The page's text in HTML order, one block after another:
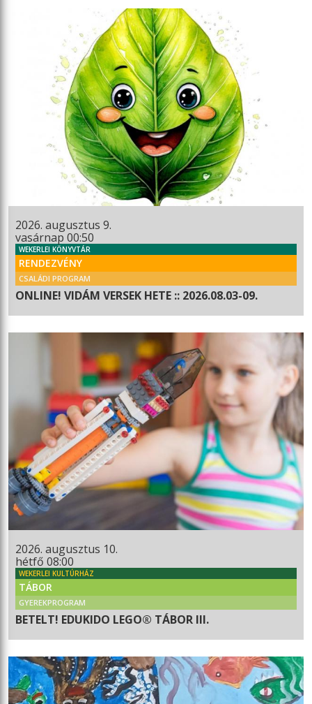
2026. augusztus 9.
vasárnap 00:50
WEKERLEI KÖNYVTÁR
RENDEZVÉNY
CSALÁDI PROGRAM
ONLINE! VIDÁM VERSEK HETE :: 2026.08.03-09.
2026. augusztus 10.
hétfő 08:00
WEKERLEI KULTÚRHÁZ
TÁBOR
GYEREKPROGRAM
BETELT! EDUKIDO LEGO® TÁBOR III.